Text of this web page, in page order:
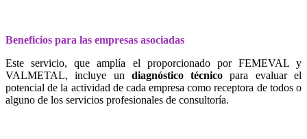
Beneficios para las empresas asociadas
Este servicio, que amplía el proporcionado por FEMEVAL y
VALMETAL, incluye un diagnóstico técnico para evaluar el
potencial de la actividad de cada empresa como receptora de todos o
alguno de los servicios profesionales de consultoría.